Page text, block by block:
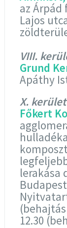
az
Lajos
VIII.
Grund
Apáthy
X. kerület
Főkert
lerakása
(behajtás
12.30